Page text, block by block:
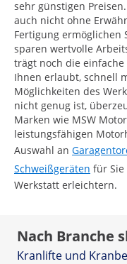
sehr günstigen
auch nicht ohne
Fertigung ermöglichen
sparen wertvolle
trägt noch die
Ihnen erlaubt, schnell
Möglichkeiten des
nicht genug ist,
Marken wie MSW
leistungsfähigen
Auswahl an
Schweißgeräten für
Werkstatt erleichtern.
Nach Branche
Kranlifte und